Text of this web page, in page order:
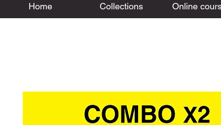
Home Collections Online